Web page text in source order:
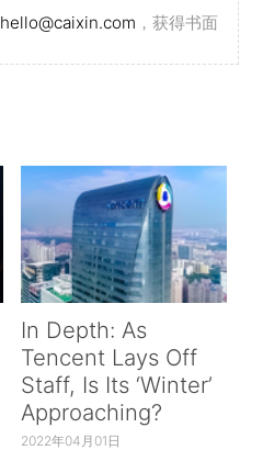
hello@caixin.com ，获得书面
In Depth: As
Tencent Lays Off
Staff, Is Its ‘Winter’
Approaching?
2022年04月01日